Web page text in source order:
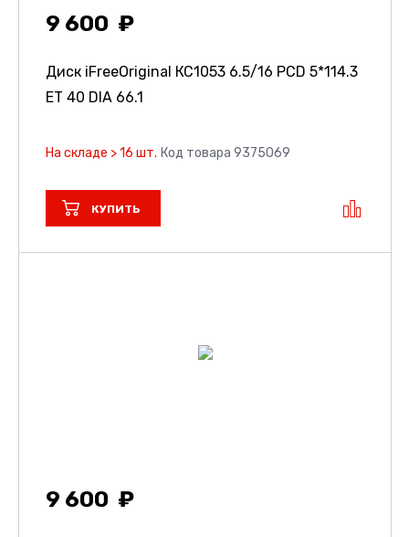
9 600
Диск iFreeOriginal КС1053 6.5/16 PCD 5*114.3
ET 40 DIA 66.1
На складе > 16 шт. Код товара 9375069
КУПИТЬ
9 600